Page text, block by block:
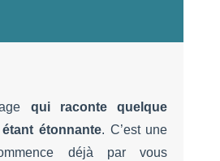
qui raconte quelque
étonnante. C’est une
déjà par vous